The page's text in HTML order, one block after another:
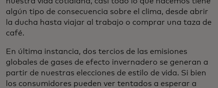
algún tipo de consecuencia sobre el clima, desde abrir
la ducha hasta viajar al trabajo o comprar una taza de
café.
En última instancia, dos tercios de las emisiones
globales de gases de efecto invernadero se generan a
partir de nuestras elecciones de estilo de vida. Si bien
los consumidores pueden ver tentados a esperar a